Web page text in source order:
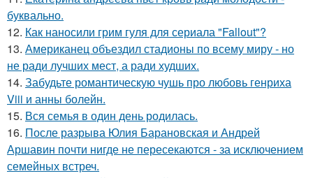
буквально.
12. Как наносили грим гуля для сериала "Fallout"?
13. Американец объездил стадионы по всему миру - но
не ради лучших мест, а ради худших.
14. Забудьте романтическую чушь про любовь генриха
Viii и анны болейн.
15. Вся семья в один день родилась.
16. После разрыва Юлия Барановская и Андрей
Аршавин почти нигде не пересекаются - за исключением
семейных встреч.